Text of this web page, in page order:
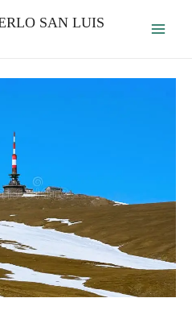
SAN LUIS